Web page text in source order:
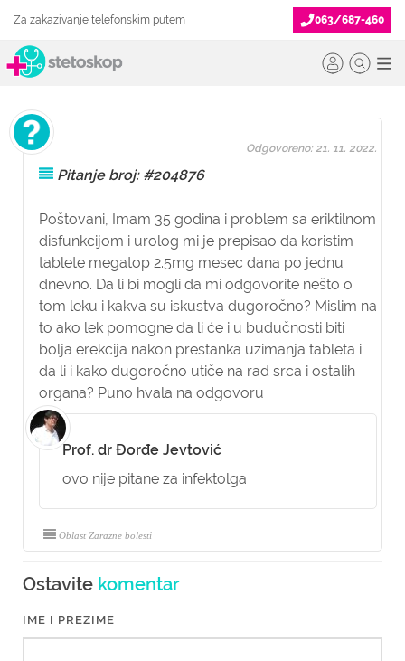
Za zakazivanje telefonskim putem 063/687-460
Pitanje broj: #204876
Poštovani, Imam 35 godina i problem sa eriktilnom
disfunkcijom i urolog mi je prepisao da koristim
tablete megatop 2.5mg mesec dana po jednu
dnevno. Da li bi mogli da mi odgovorite nešto o
tom leku i kakva su iskustva dugoročno? Mislim na
to ako lek pomogne da li će i u budučnosti biti
bolja erekcija nakon prestanka uzimanja tableta i
da li i kako dugoročno utiče na rad srca i ostalih
organa? Puno hvala na odgovoru
Odgovoreno: 21. 11. 2022.
Prof. dr Đorđe Jevtović
ovo nije pitane za infektolga
Oblast Zarazne bolesti
Ostavite komentar
IME I PREZIME